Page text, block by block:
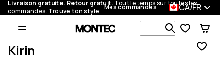
Livraison gratuite. Retour gratuit. Tout le temps sur toutes les
commandes. Trouve ton style Mes commandes CA/FR
Recherche
Kirin